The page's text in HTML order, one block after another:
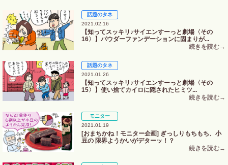
話題のタネ
2021.02.16
【知ってスッキリ♪サイエンすーっと劇場〈その
16〉】パウダーファンデーションに固まりが...
話題のタネ
2021.01.26
【知ってスッキリ♪サイエンすーっと劇場〈その
15〉】使い捨てカイロに隠されたヒミツ...
モニター
2021.01.19
[おまちかね！モニター企画] ぎっしりもちもち、小
豆の 限界ようかいがデターッ！？